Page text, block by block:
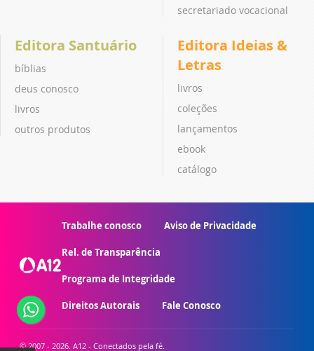
secretariado vocacional
Editora Santuário
bíblias
deus conosco
livros
outros produtos
Editora Ideias &
Letras
livros
coleções
lançamentos
ebook
catálogo
Trabalhe conosco Aviso de Privacidade
Rel. de Transparência
Programa de Integridade
Direitos Autorais Fale Conosco
© 2007 - 2026. A12 - Conectados pela fé.